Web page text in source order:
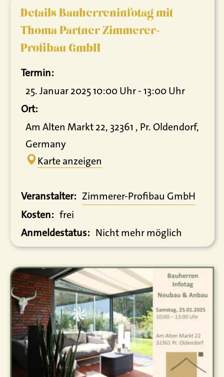
Details Bauherreninfotag mit
Thoma Partner Zimmerer-
Profibau GmbH
Termin:
25. Januar 2025 10:00 Uhr - 13:00 Uhr
Ort:
Am Alten Markt 22, 32361 , Pr. Oldendorf,
Germany
Karte anzeigen
Veranstalter: Zimmerer-Profibau GmbH
Kosten: frei
Anmeldestatus: Nicht mehr möglich